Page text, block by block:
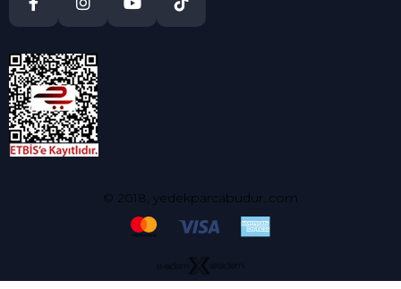
© 2018, yedekparcabudur..com